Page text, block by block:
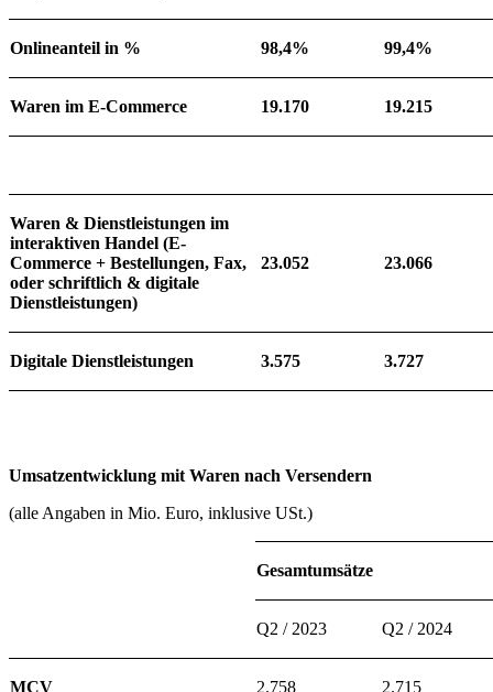
Onlineanteil in % 98,4% 99,4%
Waren im E-Commerce 19.170 19.215
Waren & Dienstleistungen im
interaktiven Handel (E-
Commerce + Bestellungen, Fax,
oder schriftlich & digitale
Dienstleistungen)
23.052 23.066
Digitale Dienstleistungen 3.575 3.727
Umsatzentwicklung mit Waren nach Versendern
(alle Angaben in Mio. Euro, inklusive USt.)
Gesamtumsätze
Q2 / 2023 Q2 / 2024
MCV 2.758 2.715